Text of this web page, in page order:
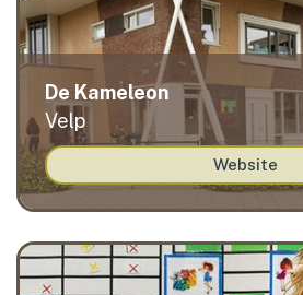
De Kameleon
Velp
Website